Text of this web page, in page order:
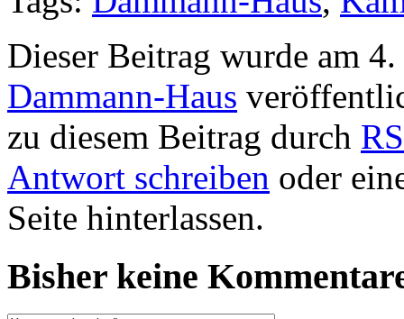
Dieser Beitrag wurde am
Dammann-Haus
zu diesem Beitrag durch
Antwort schreiben oder
Seite hinterlassen.
Bisher keine